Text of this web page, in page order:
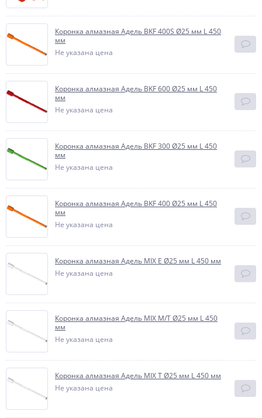
Коронка алмазная Адель BKF 400S Ø25 мм L 450
мм
Не указана цена
Коронка алмазная Адель BKF 600 Ø25 мм L 450
мм
Не указана цена
Коронка алмазная Адель BKF 300 Ø25 мм L 450
мм
Не указана цена
Коронка алмазная Адель BKF 400 Ø25 мм L 450
мм
Не указана цена
Коронка алмазная Адель MIX E Ø25 мм L 450 мм
Не указана цена
Коронка алмазная Адель MIX М/T Ø25 мм L 450
мм
Не указана цена
Коронка алмазная Адель MIX T Ø25 мм L 450 мм
Не указана цена